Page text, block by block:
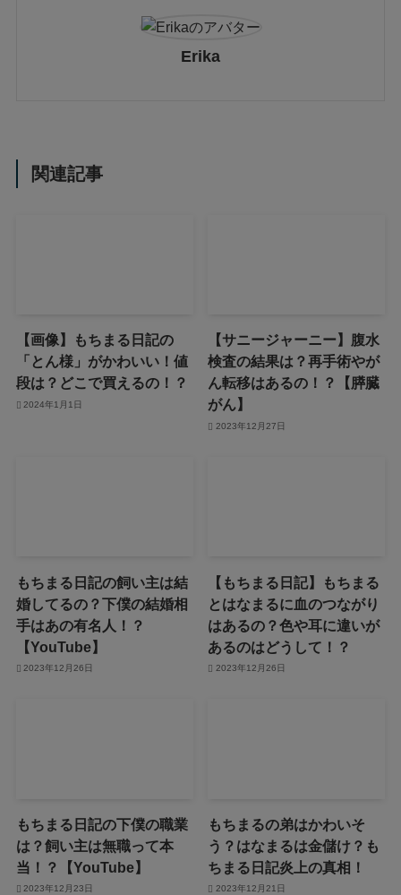
Erika
関連記事
【画像】もちまる日記の
「とん様」がかわいい！値
段は？どこで買えるの！？
2024年1月1日
【サニージャーニー】腹水
検査の結果は？再手術やが
ん転移はあるの！？【膵臓
がん】
2023年12月27日
もちまる日記の飼い主は結
婚してるの？下僕の結婚相
手はあの有名人！？
【YouTube】
2023年12月26日
【もちまる日記】もちまる
とはなまるに血のつながり
はあるの？色や耳に違いが
あるのはどうして！？
2023年12月26日
もちまる日記の下僕の職業
は？飼い主は無職って本
当！？【YouTube】
2023年12月23日
もちまるの弟はかわいそ
う？はなまるは金儲け？も
ちまる日記炎上の真相！
2023年12月21日